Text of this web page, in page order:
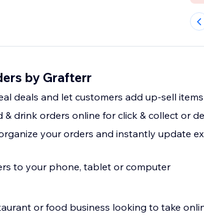
by Grafterr
deals and let customers add up-sell items
& drink orders online for click & collect or
your orders and instantly update
to your phone, tablet or computer
or food business looking to take